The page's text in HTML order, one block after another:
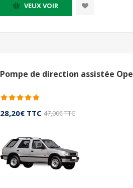
VEUX VOIR
Pompe de direction assistée
28,20€ TTC 47,00€ TTC